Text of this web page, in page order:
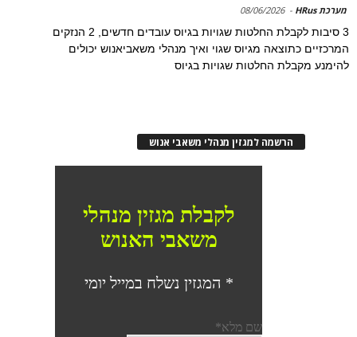
מערכת HRus -
08/06/2026
3 סיבות לקבלת החלטות שגויות בגיוס עובדים חדשים, 2 הנזקים
המרכזיים כתוצאה מגיוס שגוי ואיך מנהלי משאביאנוש יכולים
להימנע מקבלת החלטות שגויות בגיוס
הרשמה למגזין מנהלי משאבי אנוש